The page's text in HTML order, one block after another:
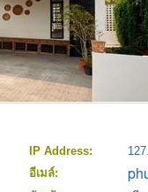
IP Address:
อีเมล์: